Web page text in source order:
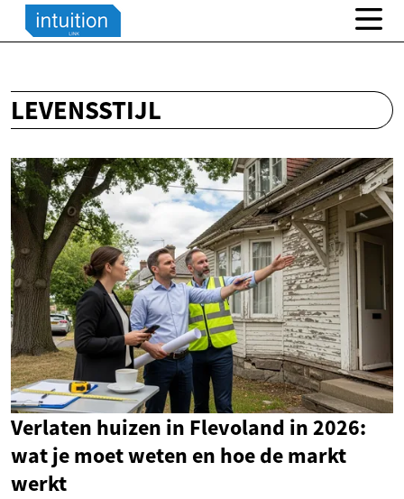
LEVENSSTIJL
Verlaten huizen in Flevoland in 2026:
wat je moet weten en hoe de markt
werkt